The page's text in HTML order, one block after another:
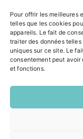
Pour offrir les meilleures
telles que les cookies
appareils. Le fait de
traiter des données
uniques sur ce site. Le
consentement peut
et fonctions.
Contacter la mairie
Pôle santé
Le Saucatais
Formalités
Restauration